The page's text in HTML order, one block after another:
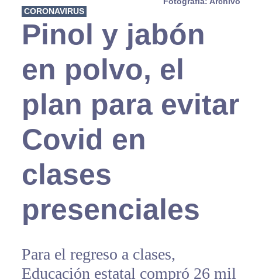
CORONAVIRUS
Pinol y jabón
en polvo, el
plan para evitar
Covid en
clases
presenciales
Para el regreso a clases,
Educación estatal compró 26 mil